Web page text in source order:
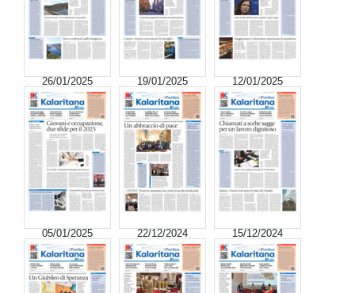
26/01/2025 19/01/2025 12/01/2025
05/01/2025 22/12/2024 15/12/2024